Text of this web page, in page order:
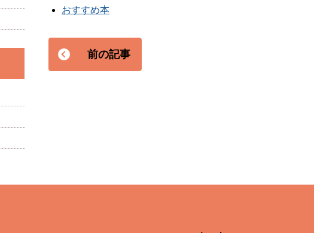
おすすめ本
前の記事